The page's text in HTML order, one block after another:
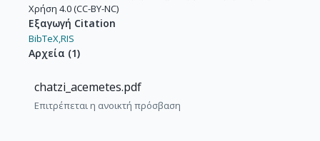
Χρήση 4.0 (CC-BY-NC)
Εξαγωγή Citation
BibTeX,RIS
Αρχεία (1)
chatzi_acemetes.pdf
Επιτρέπεται η ανοικτή πρόσβαση